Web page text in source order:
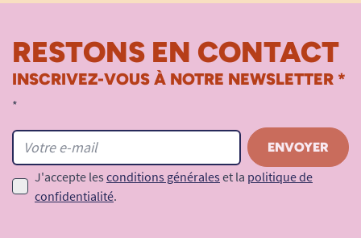
RESTONS EN CONTACT
INSCRIVEZ-VOUS À NOTRE NEWSLETTER *
*
J'accepte les conditions générales et la politique de
confidentialité.